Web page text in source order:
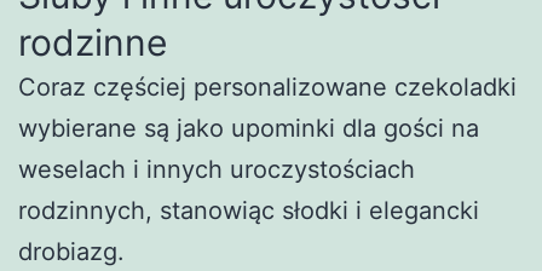
rodzinne
Coraz częściej personalizowane czekoladki
wybierane są jako upominki dla gości na
weselach i innych uroczystościach
rodzinnych, stanowiąc słodki i elegancki
drobiazg.